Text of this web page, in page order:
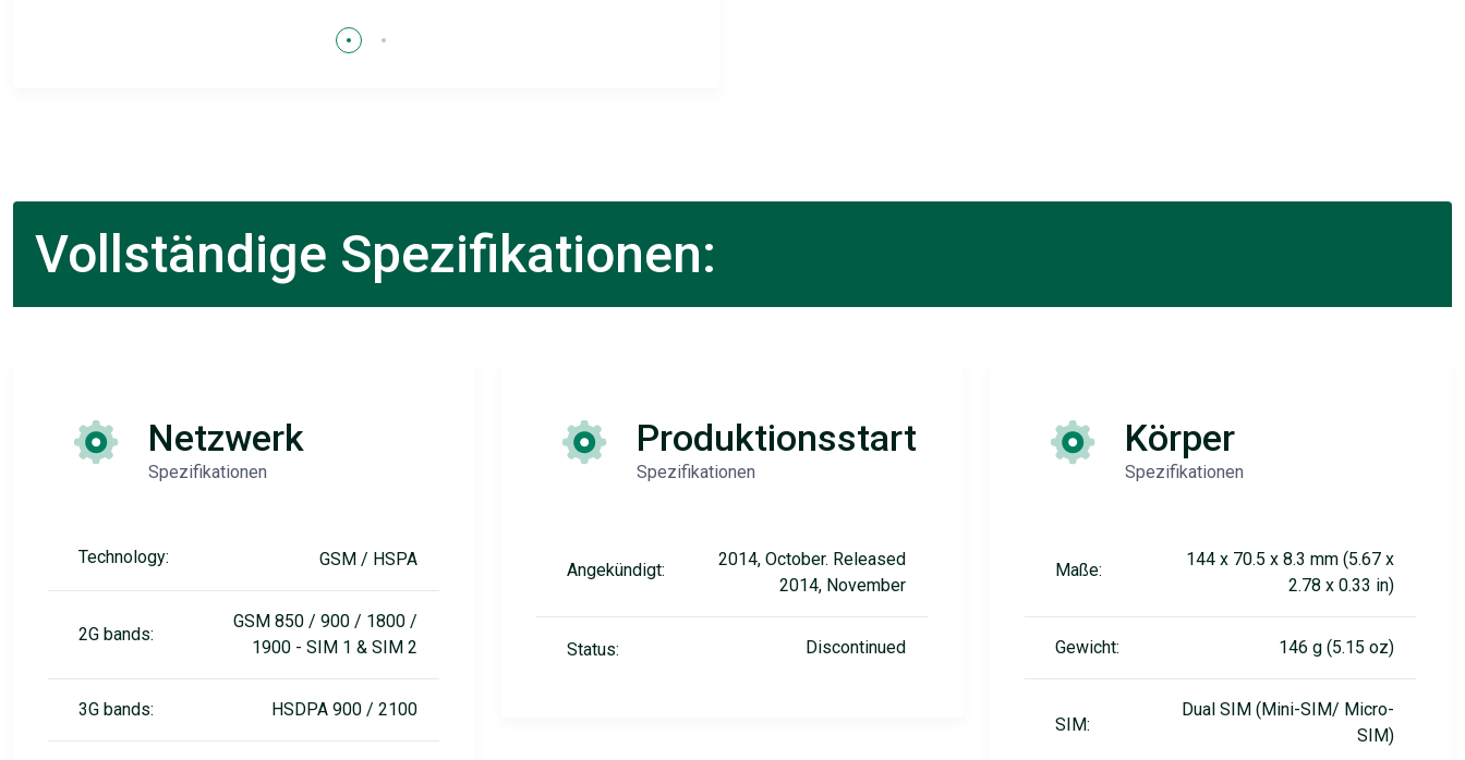
Vollständige Spezifikationen:
Netzwerk
Spezifikationen
Technology: GSM / HSPA
2G bands:
GSM 850 / 900 / 1800 /
1900 - SIM 1 & SIM 2
3G bands: HSDPA 900 / 2100
Produktionsstart
Spezifikationen
Angekündigt:
2014, October. Released
2014, November
Status: Discontinued
Körper
Spezifikationen
Maße:
144 x 70.5 x 8.3 mm (5.67 x
2.78 x 0.33 in)
Gewicht: 146 g (5.15 oz)
SIM:
Dual SIM (Mini-SIM/ Micro-
SIM)